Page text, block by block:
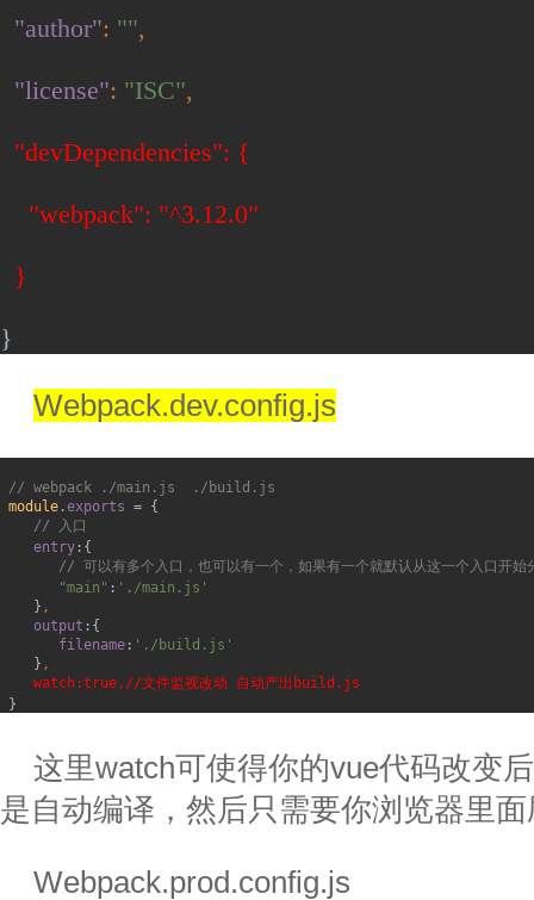
"author": "",
"license": "ISC",
"devDependencies": {
"webpack": "^3.12.0"
}
}
Webpack.dev.config.js
// webpack ./main.js
./build.js
module .exports = {
//
入口
entry :{
// 可以有多个入口，也可以有一个，如果有一个就默认从这一个入口开始
"main" : './main.js'
} ,
output :{
filename : './build.js'
} ,
watch:true,//文件监视改动 自动产出 build.js
}
这里watch可使得你的vue代码改变
是自动编译，然后只需要你浏览器里
Webpack.prod.config.js